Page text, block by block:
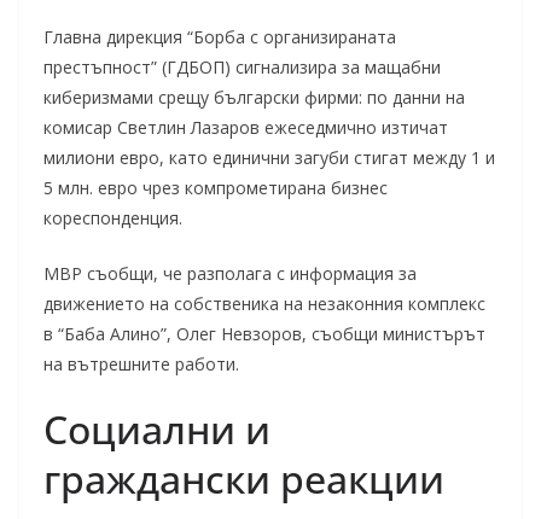
Главна дирекция “Борба с организираната
престъпност” (ГДБОП) сигнализира за мащабни
киберизмами срещу български фирми: по данни на
комисар Светлин Лазаров ежеседмично изтичат
милиони евро, като единични загуби стигат между 1 и
5 млн. евро чрез компрометирана бизнес
кореспонденция.
МВР съобщи, че разполага с информация за
движението на собственика на незаконния комплекс
в “Баба Алино”, Олег Невзоров, съобщи министърът
на вътрешните работи.
Социални и
граждански реакции